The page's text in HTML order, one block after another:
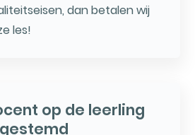
dan betalen wij
les!
op de leerling